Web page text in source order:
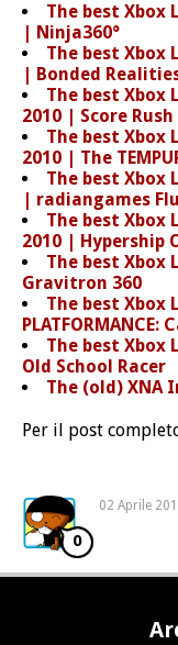
The best Xbox
| Ninja360°
The best Xbox
| Bonded
The best Xbox
2010 | Score Rush
The best Xbox
2010 | The
The best Xbox
| radiangames
The best Xbox
2010 | Hypership
The best Xbox
Gravitron 360
The best Xbox
PLATFORMANCE:
The best Xbox
Old School Racer
The (old) XNA
Per il post
02 Aprile
0